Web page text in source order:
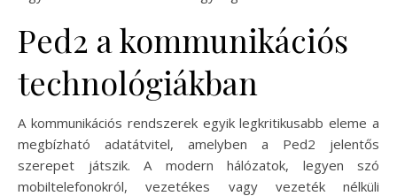
Ped2 a kommunikációs
technológiákban
A kommunikációs rendszerek egyik legkritikusabb eleme a
megbízható adatátvitel, amelyben a Ped2 jelentős
szerepet játszik. A modern hálózatok, legyen szó
mobiltelefonokról, vezetékes vagy vezeték nélküli